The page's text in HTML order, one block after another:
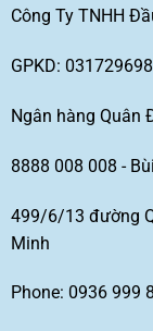
Công Ty TNHH
GPKD:
Ngân hàng Quân
8888 008 008 -
499/6/13 đường
Minh
Phone: 0936 999